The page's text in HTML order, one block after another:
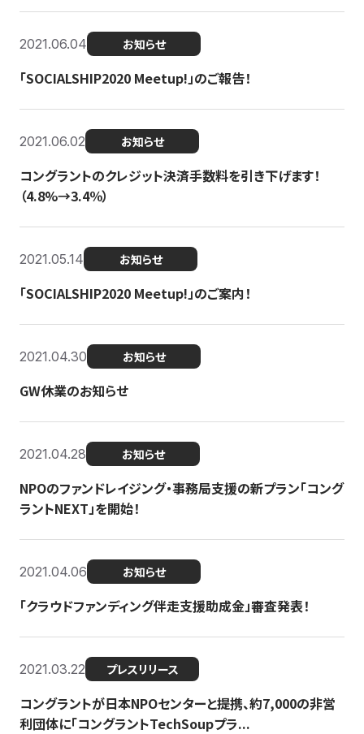
2021.06.04 お知らせ
「SOCIALSHIP2020 Meetup!」のご報告！
2021.06.02 お知らせ
コングラントのクレジット決済手数料を引き下げます！
（4.8%→3.4％）
2021.05.14 お知らせ
「SOCIALSHIP2020 Meetup!」のご案内！
2021.04.30 お知らせ
GW休業のお知らせ
2021.04.28 お知らせ
NPOのファンドレイジング・事務局支援の新プラン「コング
ラントNEXT」を開始！
2021.04.06 お知らせ
「クラウドファンディング伴走支援助成金」審査発表！
2021.03.22 プレスリリース
コングラントが日本NPOセンターと提携、約7,000の非営
利団体に「コングラントTechSoupプラ...